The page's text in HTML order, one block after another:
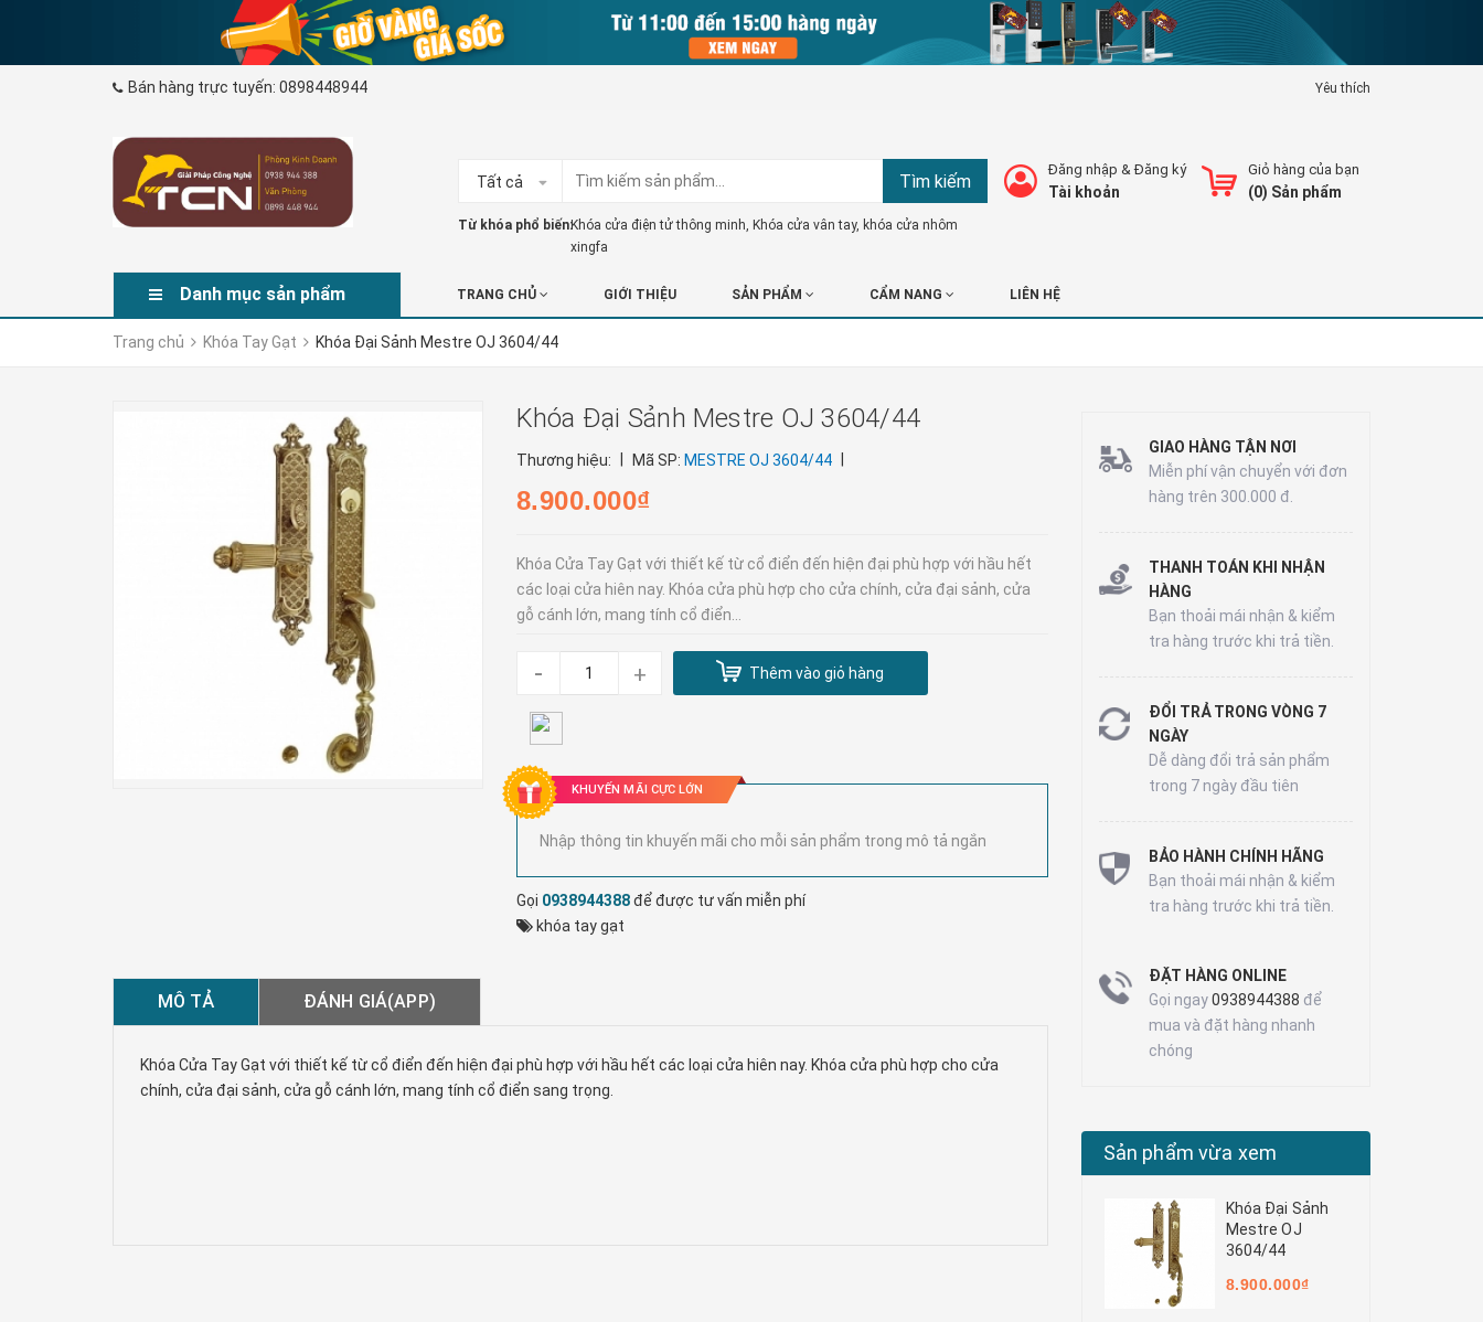
Bán hàng trực tuyến: 0898448944 Yêu thích
Tất cả Tìm kiếm
Từ khóa phổ biến:Khóa cửa điện tử thông minh, Khóa cửa vân tay, khóa cửa nhôm
xingfa
Giỏ hàng của bạn
(0) Sản phẩm
Đăng nhập &Đăng ký
Tài khoản
Danh mục sản phẩm TRANG CHỦ GIỚI THIỆU SẢN PHẨM CẨM NANG LIÊN HỆ
Trang chủ Khóa Tay Gạt Khóa Đại Sảnh Mestre OJ 3604/44
Khóa Đại Sảnh Mestre OJ 3604/44
Thương hiệu: Mã SP: MESTRE OJ 3604/44
8.900.000₫
Khóa Cửa Tay Gạt với thiết kế từ cổ điển đến hiện đại phù hợp với hầu hết
các loại cửa hiên nay. Khóa cửa phù hợp cho cửa chính, cửa đại sảnh, cửa
gỗ cánh lớn, mang tính cổ điển...
- + Thêm vào giỏ hàng
KHUYẾN MÃI CỰC LỚN
Nhập thông tin khuyến mãi cho mỗi sản phẩm trong mô tả ngắn
Gọi 0938944388để được tư vấn miễn phí
khóa tay gạt
MÔ TẢ ĐÁNH GIÁ(APP)
Khóa Cửa Tay Gạt với thiết kế từ cổ điển đến hiện đại phù hợp với hầu hết các loại cửa hiên nay. Khóa cửa phù hợp cho cửa
chính, cửa đại sảnh, cửa gỗ cánh lớn, mang tính cổ điển sang trọng.
GIAO HÀNG TẬN NƠI
Miễn phí vận chuyển với đơn
hàng trên 300.000 đ.
THANH TOÁN KHI NHẬN
HÀNG
Bạn thoải mái nhận & kiểm
tra hàng trước khi trả tiền.
ĐỔI TRẢ TRONG VÒNG 7
NGÀY
Dễ dàng đổi trả sản phẩm
trong 7 ngày đầu tiên
BẢO HÀNH CHÍNH HÃNG
Bạn thoải mái nhận & kiểm
tra hàng trước khi trả tiền.
ĐẶT HÀNG ONLINE
Gọi ngay0938944388 để
mua và đặt hàng nhanh
chóng
Sản phẩm vừa xem
Khóa Đại Sảnh
Mestre OJ
3604/44
8.900.000₫